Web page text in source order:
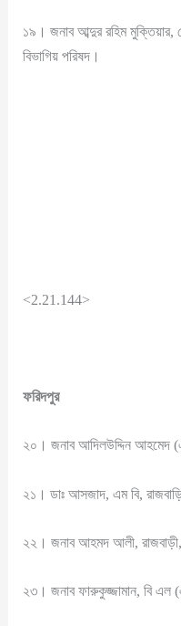
১৯। জনাব আব্দুর রহিম মুক্তিয়ার,
বিভাগিয় পরিষদ।
<2.21.144>
ফরিদপুর
২০। জনাব আদিলউদ্দিন আহমেদ
২১। ডাঃ আসজাদ, এম বি,
২২। জনাব আহমদ আলী,
২৩। জনাব ফারুকুজ্জামান, বি এল